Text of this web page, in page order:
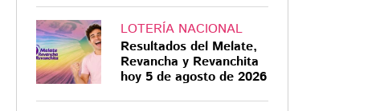
LOTERÍA NACIONAL
Resultados del Melate,
Revancha y Revanchita
hoy 5 de agosto de 2026